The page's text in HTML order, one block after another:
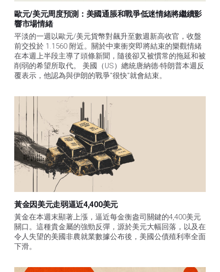
歐元/美元周度預測：美國通脹和戰爭低迷情緒將繼續影
響市場情緒
平淡的一週以歐元/美元貨幣對飆升至數週新高收官，收盤
前交投於 1.1560 附近。關於中東衝突即將結束的樂觀情緒
在本週上半段主導了頭條新聞，隨後卻又被慣常的拖延和被
削弱的希望所取代。 美國（US）總統唐納德-特朗普本週反
覆表示，他認為與伊朗的戰爭"很快"就會結束。
黃金因美元走弱逼近4,400美元
黃金在本週末顯著上漲，逼近每金衡盎司關鍵的4,400美元
關口。這種貴金屬的強勁反彈，源於美元大幅回落，以及在
令人失望的美國非農就業數據公布後，美國公債殖利率全面
下滑。